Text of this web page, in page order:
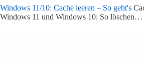
Windows 11/10: Cache leeren – So geht's
Windows 11 und Windows 10: So löschen…